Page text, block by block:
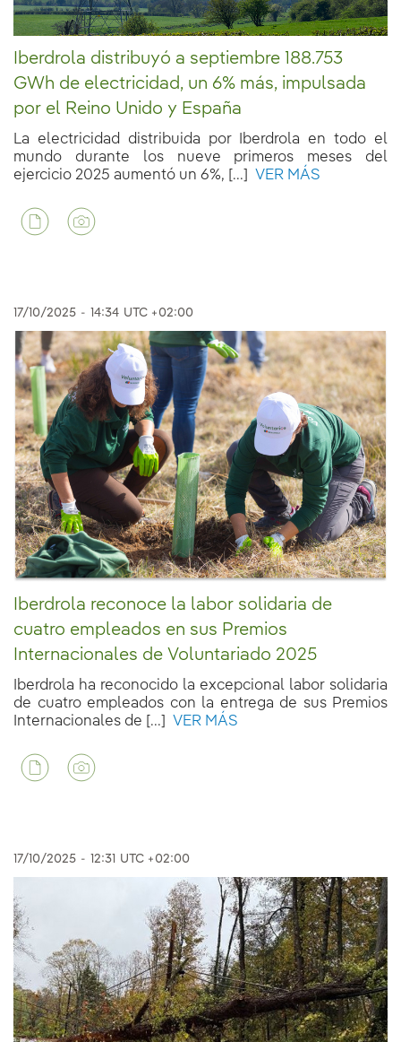
Iberdrola distribuyó a septiembre 188.753
GWh de electricidad, un 6% más, impulsada
por el Reino Unido y España
La electricidad distribuida por Iberdrola en todo el
mundo durante los nueve primeros meses del
ejercicio 2025 aumentó un 6%, [...]
VER MÁS
17/10/2025 - 14:34 UTC +02:00
Iberdrola reconoce la labor solidaria de
cuatro empleados en sus Premios
Internacionales de Voluntariado 2025
Iberdrola ha reconocido la excepcional labor solidaria
de cuatro empleados con la entrega de sus Premios
Internacionales de [...]
VER MÁS
17/10/2025 - 12:31 UTC +02:00